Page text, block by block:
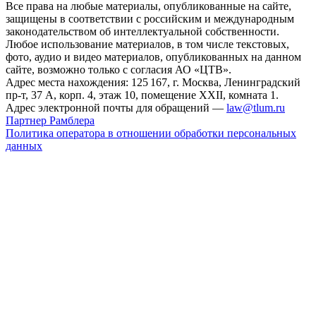
Все права на любые материалы, опубликованные на сайте,
защищены в соответствии с российским и международным
законодательством об интеллектуальной собственности.
Любое использование материалов, в том числе текстовых,
фото, аудио и видео материалов, опубликованных на данном
сайте, возможно только с согласия АО «ЦТВ».
Адрес места нахождения: 125 167, г. Москва, Ленинградский
пр-т, 37 А, корп. 4, этаж 10, помещение XXII, комната 1.
Адрес электронной почты для обращений — law@tlum.ru
Партнер Рамблера
Политика оператора в отношении обработки персональных
данных